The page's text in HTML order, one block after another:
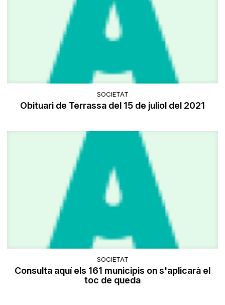
SOCIETAT
Obituari de Terrassa del 15 de juliol del 2021
SOCIETAT
Consulta aquí els 161 municipis on s'aplicarà el
toc de queda